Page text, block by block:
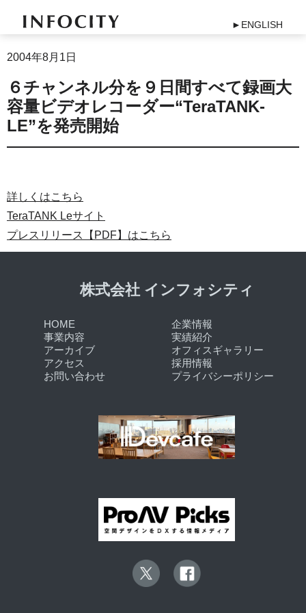
►ENGLISH
2004年8月1日
６チャンネル分を９日間すべて録画大
容量ビデオレコーダー“TeraTANK-
LE”を発売開始
詳しくはこちら
TeraTANK Leサイト
プレスリリース【PDF】はこちら
株式会社 インフォシティ
HOME
企業情報
事業内容
実績紹介
アーカイブ
オフィスギャラリー
アクセス
採用情報
お問い合わせ
プライバシーポリシー